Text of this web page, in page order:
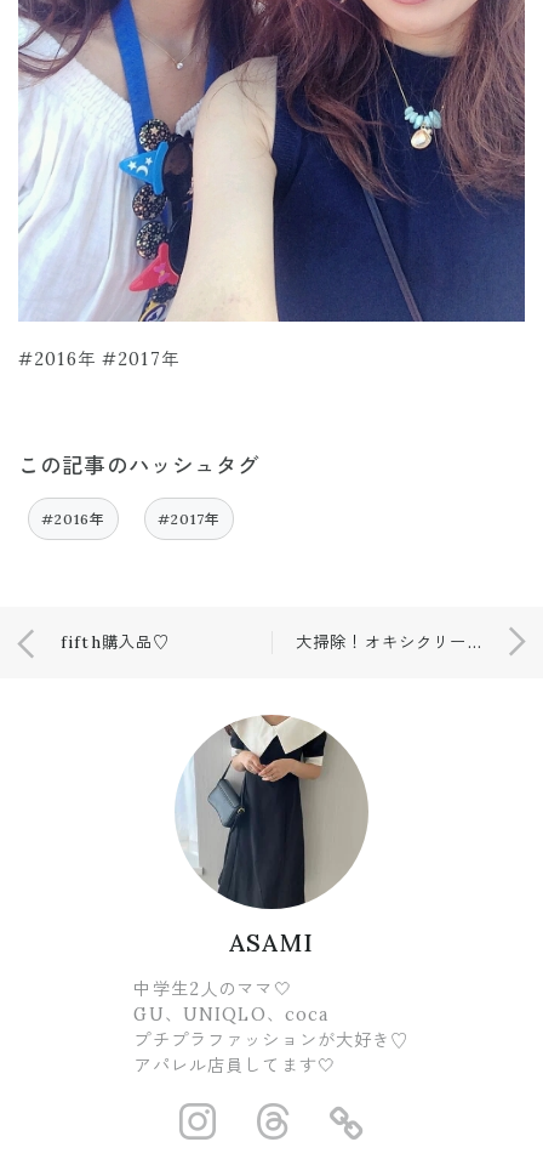
#2016年 #2017年
この記事のハッシュタグ
#2016年 #2017年
fifth購入品♡ 大掃除！オキシクリーン♡
ASAMI
中学生2人のママ🤍
GU、UNIQLO、coca
プチプラファッションが大好き♡
アパレル店員してます🤍
https://https://